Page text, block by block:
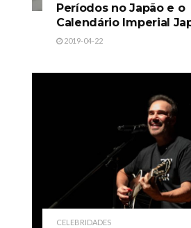
Períodos no Japão e o
Calendário Imperial
2019-04-22
CELEBRIDADES